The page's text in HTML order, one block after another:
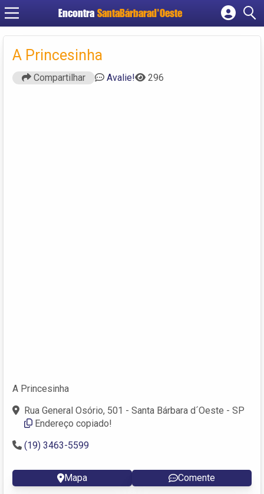
Encontra SantaBárbarad'Oeste
Cadastrar empresa
A Princesinha
Compartilhar Avalie! 296
A Princesinha
Rua General Osório, 501 - Santa Bárbara d´Oeste - SP
Endereço copiado!
(19) 3463-5599
Mapa Comente